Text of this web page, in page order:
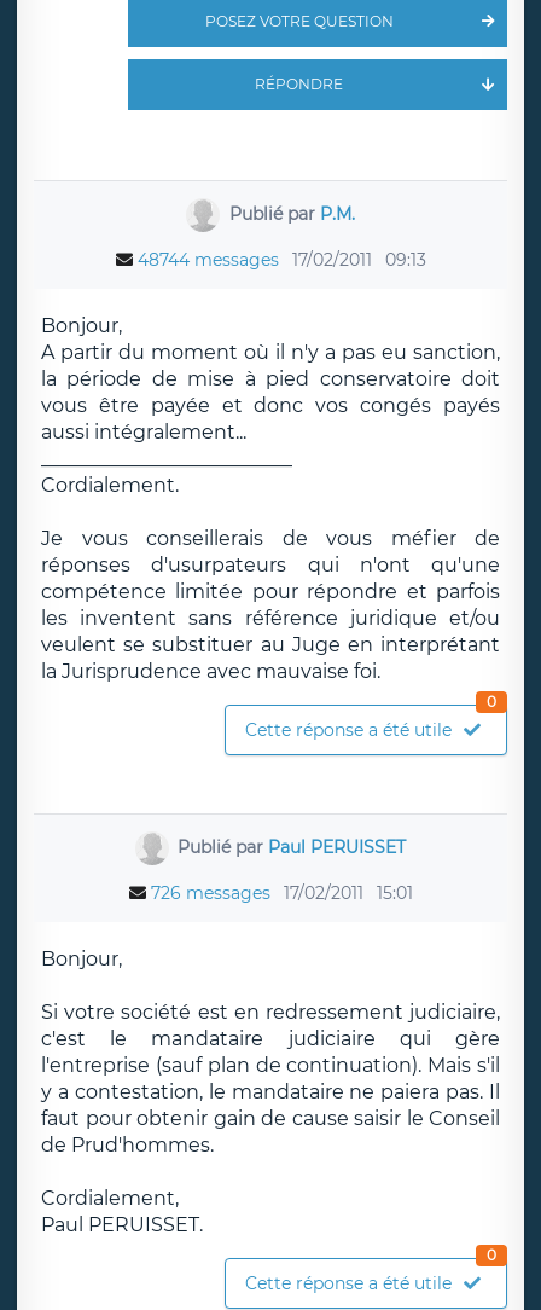
POSEZ VOTRE QUESTION
RÉPONDRE
Publié par P.M.
48744 messages 17/02/2011 09:13
Bonjour,
A partir du moment où il n'y a pas eu sanction,
la période de mise à pied conservatoire doit
vous être payée et donc vos congés payés
aussi intégralement...
Cordialement.
Je vous conseillerais de vous méfier de
réponses d'usurpateurs qui n'ont qu'une
compétence limitée pour répondre et parfois
les inventent sans référence juridique et/ou
veulent se substituer au Juge en interprétant
la Jurisprudence avec mauvaise foi.
Cette réponse a été utile
0
Publié par Paul PERUISSET
726 messages 17/02/2011 15:01
Bonjour,
Si votre société est en redressement judiciaire,
c'est le mandataire judiciaire qui gère
l'entreprise (sauf plan de continuation). Mais s'il
y a contestation, le mandataire ne paiera pas. Il
faut pour obtenir gain de cause saisir le Conseil
de Prud'hommes.
Cordialement,
Paul PERUISSET.
Cette réponse a été utile
0